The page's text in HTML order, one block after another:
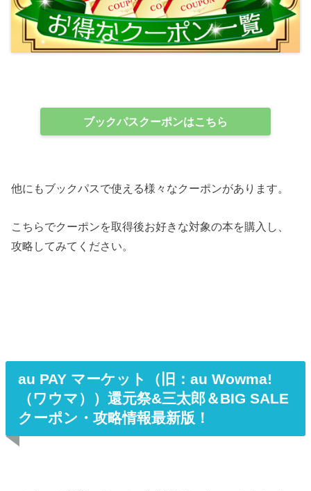
ブックパスクーポンはこちら
他にもブックパスで使える様々なクーポンがあります。
こちらでクーポンを取得後お好きな対象の本を購入し、
攻略してみてください。
au PAY マーケット（旧：au Wowma!
（ワウマ））還元祭&三太郎＆BIG SALE
クーポン・攻略情報最新版！